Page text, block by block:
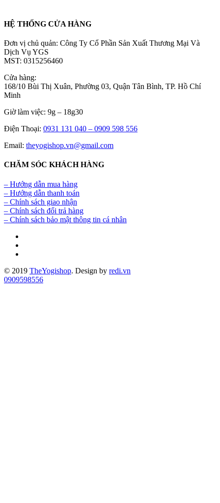
HỆ THỐNG CỬA HÀNG
Đơn vị chủ quản: Công Ty Cổ Phần Sản Xuất Thương Mại Và
Dịch Vụ YGS
MST: 0315256460
Cửa hàng:
168/10 Bùi Thị Xuân, Phường 03, Quận Tân Bình, TP. Hồ Chí
Minh
Giờ làm việc: 9g – 18g30
Điện Thoại: 0931 131 040 – 0909 598 556
Email: theyogishop.vn@gmail.com
CHĂM SÓC KHÁCH HÀNG
– Hướng dẫn mua hàng
– Hướng dẫn thanh toán
– Chính sách giao nhận
– Chính sách đổi trả hàng
– Chính sách bảo mật thông tin cá nhân
© 2019 TheYogishop. Design by redi.vn
0909598556